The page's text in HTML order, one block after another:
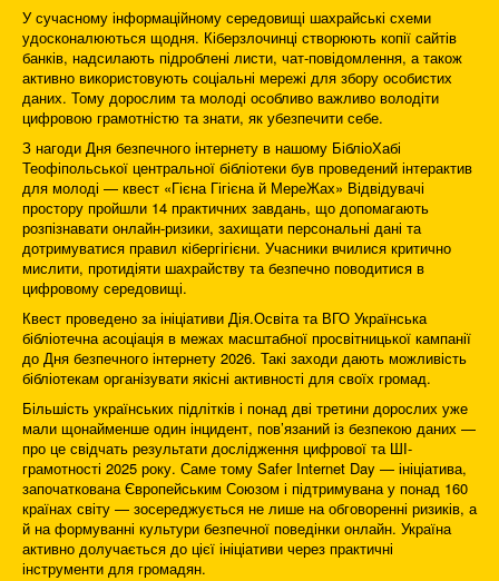
У сучасному інформаційному середовищі шахрайські схеми
удосконалюються щодня. Кіберзлочинці створюють копії сайтів
банків, надсилають підроблені листи, чат-повідомлення, а також
активно використовують соціальні мережі для збору особистих
даних. Тому дорослим та молоді особливо важливо володіти
цифровою грамотністю та знати, як убезпечити себе.
З нагоди Дня безпечного інтернету в нашому БібліоХабі
Теофіпольської центральної бібліотеки був проведений інтерактив
для молоді — квест «Гієна Гігієна й МереЖах» Відвідувачі
простору пройшли 14 практичних завдань, що допомагають
розпізнавати онлайн-ризики, захищати персональні дані та
дотримуватися правил кібергігієни. Учасники вчилися критично
мислити, протидіяти шахрайству та безпечно поводитися в
цифровому середовищі.
Квест проведено за ініціативи Дія.Освіта та ВГО Українська
бібліотечна асоціація в межах масштабної просвітницької кампанії
до Дня безпечного інтернету 2026. Такі заходи дають можливість
бібліотекам організувати якісні активності для своїх громад.
Більшість українських підлітків і понад дві третини дорослих уже
мали щонайменше один інцидент, пов’язаний із безпекою даних —
про це свідчать результати дослідження цифрової та ШІ-
грамотності 2025 року. Саме тому Safer Internet Day — ініціатива,
започаткована Європейським Союзом і підтримувана у понад 160
країнах світу — зосереджується не лише на обговоренні ризиків, а
й на формуванні культури безпечної поведінки онлайн. Україна
активно долучається до цієї ініціативи через практичні
інструменти для громадян.